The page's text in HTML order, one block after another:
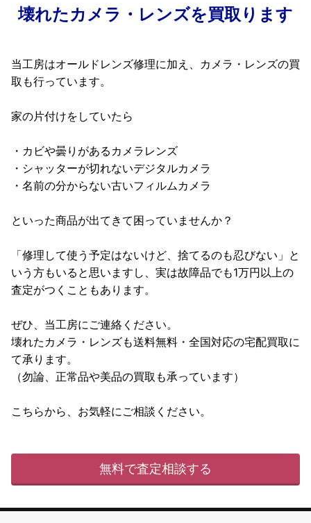
壊れたカメラ・レンズを買取ります
当工房はオールドレンズ修理に加え、カメラ・レンズの買
取も行っています。
家の片付けをしていたら
・カビや曇りがあるカメラレンズ
・シャッターが切れないデジタルカメラ
・名前の分からない古いフィルムカメラ
といった商品が出てきて困っていませんか？
「修理して使う予定はないけど、捨てるのも忍びない」と
いう方もいると思いますし、実は故障品でも1万円以上の
査定がつくこともあります。
ぜひ、当工房にご連絡ください。
壊れたカメラ・レンズも送料無料・全国対応の宅配買取に
て承ります。
（勿論、正常品や美品の買取も承っています）
こちらから、お気軽にご相談ください。
無料で査定相談する